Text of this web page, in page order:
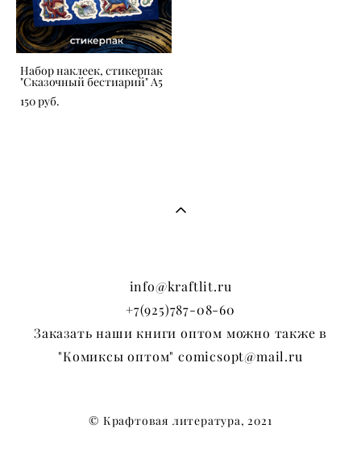
Набор наклеек, стикерпак
"Сказочный бестиарий" А5
150 pуб.
info@kraftlit.ru
+7(925)787-08-60
Заказать наши книги оптом можно также в
"Комиксы оптом" comicsopt@mail.ru
© Крафтовая литература, 2021